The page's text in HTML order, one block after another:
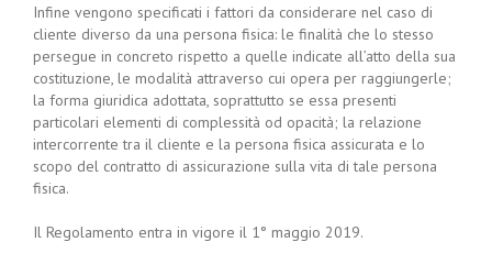
Infine vengono specificati i fattori da considerare nel caso di
cliente diverso da una persona fisica: le finalità che lo stesso
persegue in concreto rispetto a quelle indicate all’atto della sua
costituzione, le modalità attraverso cui opera per raggiungerle;
la forma giuridica adottata, soprattutto se essa presenti
particolari elementi di complessità od opacità; la relazione
intercorrente tra il cliente e la persona fisica assicurata e lo
scopo del contratto di assicurazione sulla vita di tale persona
fisica.
Il Regolamento entra in vigore il 1° maggio 2019.